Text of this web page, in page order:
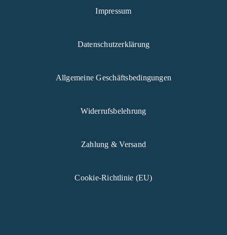
Impressum
Datenschutzerklärung
Allgemeine Geschäftsbedingungen
Widerrufsbelehrung
Zahlung & Versand
Cookie-Richtlinie (EU)